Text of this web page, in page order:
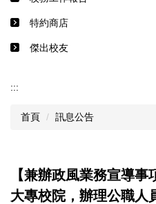
特約商店
傑出校友
:::
首頁 訊息公告
【兼辦政風業務宣導
大專校院，辦理公職人